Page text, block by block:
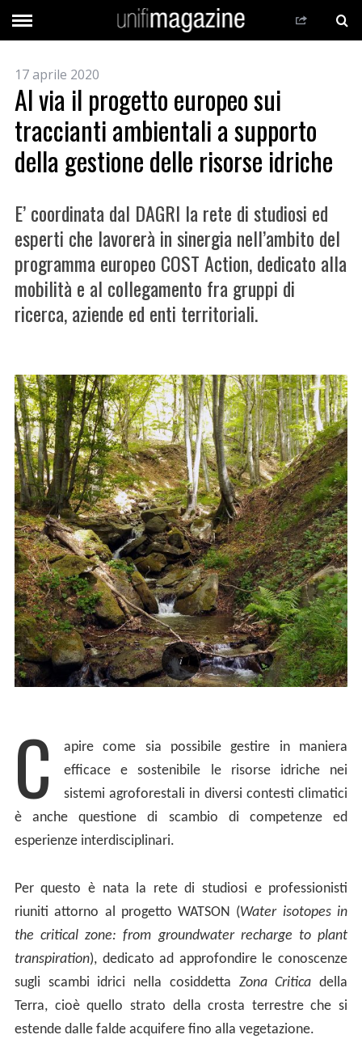
17 aprile 2020
Al via il progetto europeo sui
traccianti ambientali a supporto
della gestione delle risorse idriche
E’ coordinata dal DAGRI la rete di studiosi ed
esperti che lavorerà in sinergia nell’ambito del
programma europeo COST Action, dedicato alla
mobilità e al collegamento fra gruppi di
ricerca, aziende ed enti territoriali.
C
apire come sia possibile gestire in maniera
efficace e sostenibile le risorse idriche nei
sistemi agroforestali in diversi contesti climatici
è anche questione di scambio di competenze ed
esperienze interdisciplinari.
Per questo è nata la rete di studiosi e professionisti
riuniti attorno al progetto WATSON (Water isotopes in
the critical zone: from groundwater recharge to plant
transpiration), dedicato ad approfondire le conoscenze
sugli scambi idrici nella cosiddetta Zona Critica della
Terra, cioè quello strato della crosta terrestre che si
estende dalle falde acquifere fino alla vegetazione.